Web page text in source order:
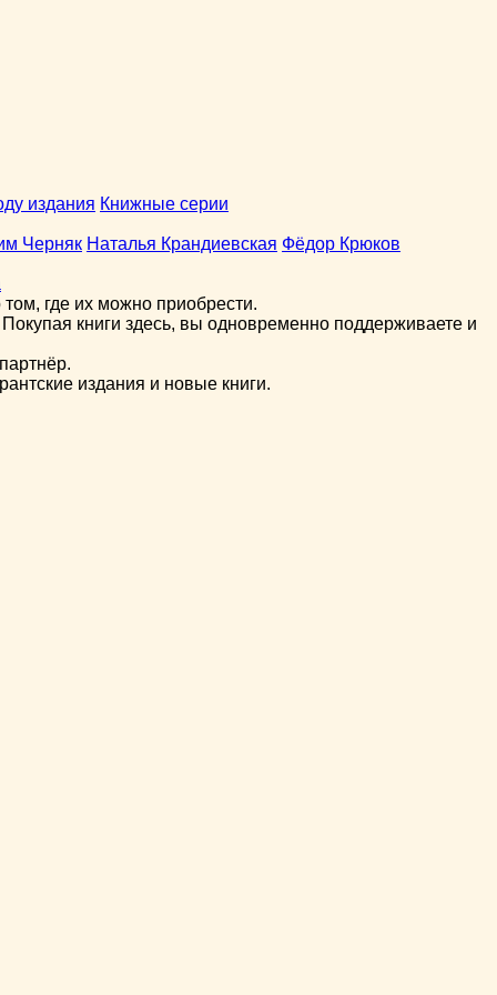
издания Книжные серии
Черняк Наталья Крандиевская Фёдор Крюков
где их можно приобрести.
книги здесь, вы одновременно поддерживаете и
издания и новые книги.